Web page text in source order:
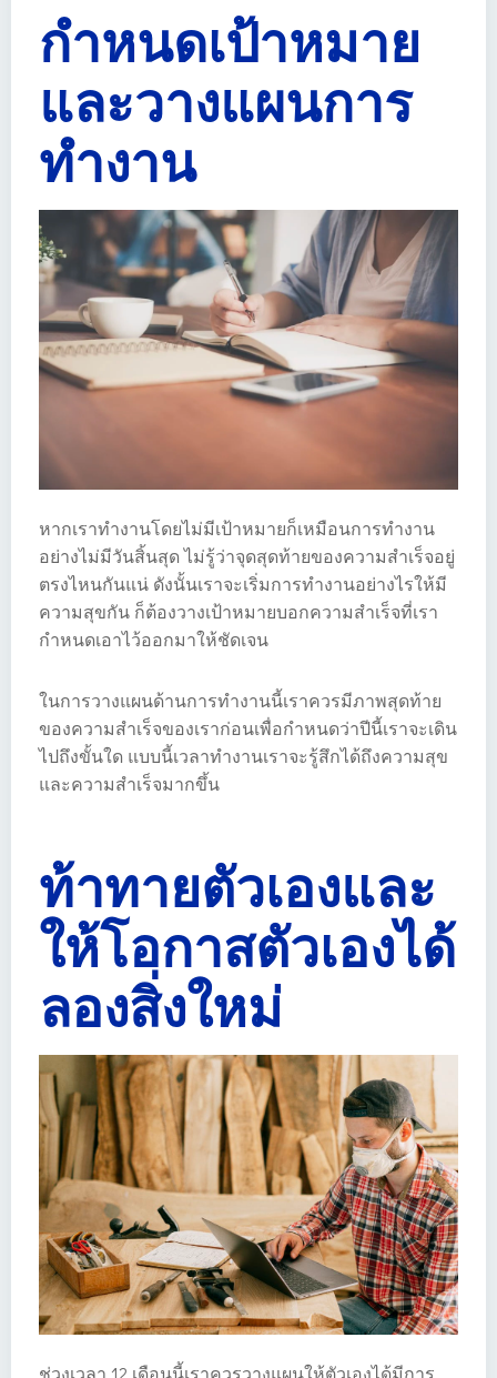
กำหนดเป้าหมาย
และวางแผนการ
ทำงาน
หากเราทำงานโดยไม่มีเป้าหมายก็เหมือนการทำงาน
อย่างไม่มีวันสิ้นสุด ไม่รู้ว่าจุดสุดท้ายของความสำเร็จอยู่
ตรงไหนกันแน่ ดังนั้นเราจะเริ่มการทำงานอย่างไรให้มี
ความสุขกัน ก็ต้องวางเป้าหมายบอกความสำเร็จที่เรา
กำหนดเอาไว้ออกมาให้ชัดเจน
ในการวางแผนด้านการทำงานนี้เราควรมีภาพสุดท้าย
ของความสำเร็จของเราก่อนเพื่อกำหนดว่าปีนี้เราจะเดิน
ไปถึงขั้นใด แบบนี้เวลาทำงานเราจะรู้สึกได้ถึงความสุข
และความสำเร็จมากขึ้น
ท้าทายตัวเองและ
ให้โอกาสตัวเองได้
ลองสิ่งใหม่
ช่วงเวลา 12 เดือนนี้เราควรวางแผนให้ตัวเองได้มีการ